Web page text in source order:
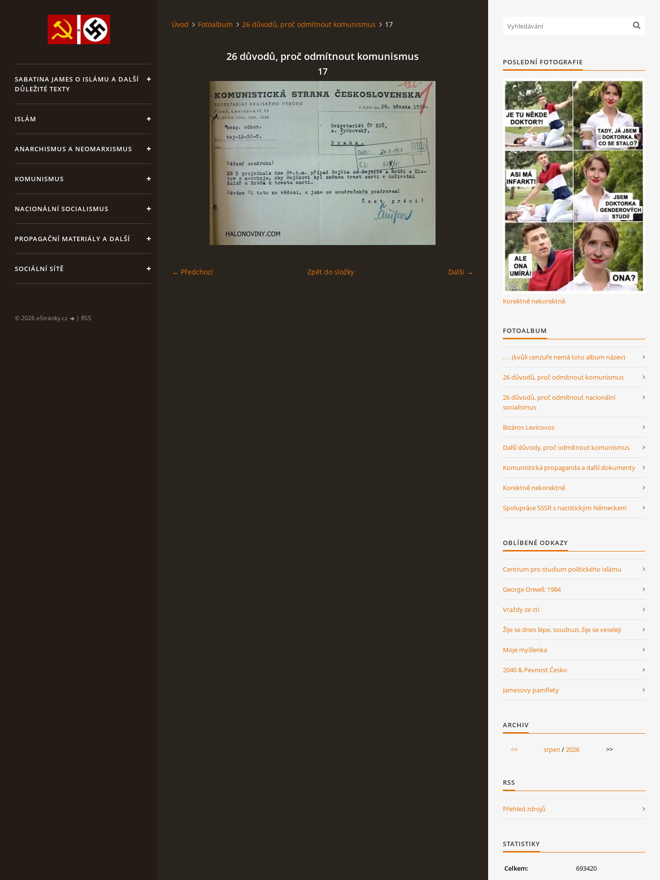
SABATINA JAMES O ISLÁMU A DALŠÍ
DŮLEŽITÉ TEXTY
ISLÁM
ANARCHISMUS A NEOMARXISMUS
KOMUNISMUS
NACIONÁLNÍ SOCIALISMUS
PROPAGAČNÍ MATERIÁLY A DALŠÍ
SOCIÁLNÍ SÍTĚ
© 2026 eStránky.cz | RSS
Úvod Fotoalbum 26 důvodů, proč odmítnout komunismus 17
26 důvodů, proč odmítnout komunismus
17
← Předchozí Další →
Zpět do složky
POSLEDNÍ FOTOGRAFIE
Korektně nekorektně
FOTOALBUM
. . . (kvůli cenzuře nemá toto album název)
26 důvodů, proč odmítnout komunismus
26 důvodů, proč odmítnout nacionální
socialismus
Bizáros Levicovos
Další důvody, proč odmítnout komunismus
Komunistická propaganda a další dokumenty
Korektně nekorektně
Spolupráce SSSR s nacistickým Německem
OBLÍBENÉ ODKAZY
Centrum pro studium politického islámu
George Orwell: 1984
Vraždy ze cti
Žije se dnes lépe, soudruzi, žije se veseleji
Moje myšlenka
2040 & Pevnost Česko
Jamesovy pamflety
ARCHIV
<< srpen /2026 >>
RSS
Přehled zdrojů
STATISTIKY
Celkem:
693420